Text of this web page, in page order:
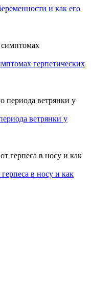
и как его
герпетических
ветрянки у
в носу и как